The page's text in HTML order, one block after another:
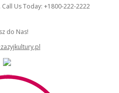
Us Today: +1800-222-2222
do Nas!